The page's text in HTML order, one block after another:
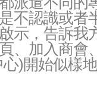
不認識或者
示，告訴我
、加入商會
)開始似樣